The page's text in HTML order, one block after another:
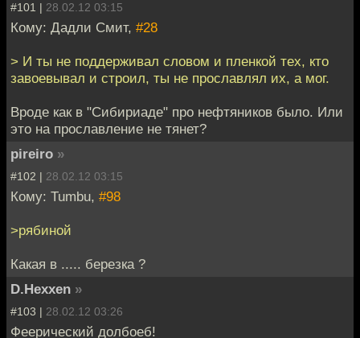
#101 | 28.02.12 03:15
Кому: Дадли Смит, #28
> И ты не поддерживал словом и пленкой тех, кто
завоевывал и строил, ты не прославлял их, а мог.
Вроде как в "Сибириаде" про нефтяников было. Или
это на прославление не тянет?
pireiro »
#102 | 28.02.12 03:15
Кому: Tumbu, #98
>рябиной
Какая в ..... березка ?
D.Hexxen »
#103 | 28.02.12 03:26
Феерический долбоеб!